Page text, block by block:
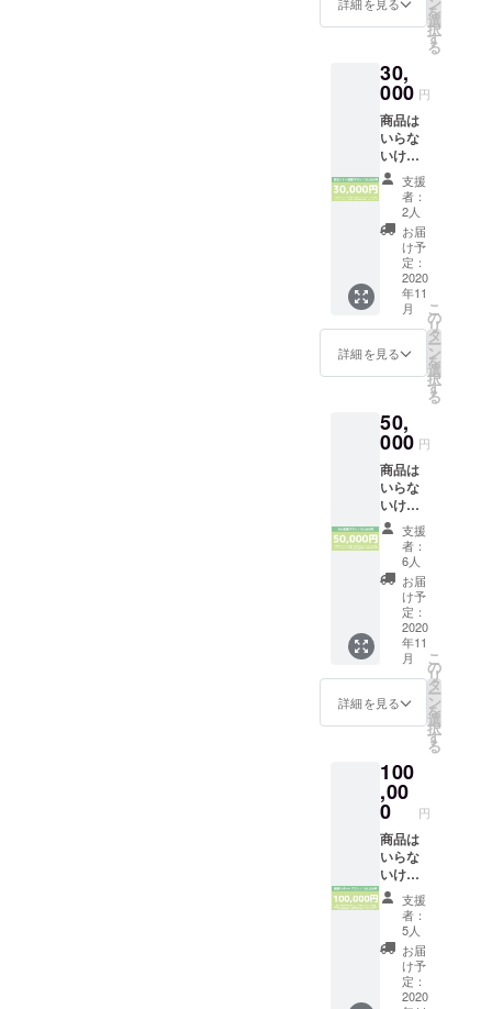
せてい
ただき
ルネー
ム
（ニッ
クネー
ム可）
のご記
載をお
願いい
たしま
す。
ます
が、ま
べられ
る事を
確認済
みです
ので、
ご安心
くださ
い。 ※
備考欄
には必
ず掲載
するお
名前
（ニッ
クネー
名）、
宣伝
掲載＆
掲示辞
退の旨
のご記
載をお
願いい
たしま
す。
ニック
ネーム
や社
名、掲
示の辞
退も可
能で
す。）
・サン
クス
メール
※賞味期
限切れ
の商品
は含ま
ませ
ん。 ※
ず掲載
するお
名前
（ニッ
クネー
ム・社
名）、
宣伝
URL、
または
掲載＆
掲示辞
退の旨
のご記
載をお
たしま
す。
ンクを
ホーム
ページ
に掲載
（個
人ブロ
グ、
SNS、
企業サ
イトな
ど） ・
お名前
を店内
に掲示
（プ
ライバ
シー保
ニック
ネーム
や社
名、掲
示の辞
退も可
能で
す。）
・サン
クス
メール
※お菓
子、
カップ
麺、缶
トルト
食品、
の食品
全般か
らラン
ダムに
入って
いま
す。 ※
賞味期
限切れ
の商品
が含ま
れてい
ます
が、ま
当） ・
お名前
ムペー
ジに掲
載
（プラ
イバ
シー保
護の観
点よ
り、
ニック
ネーム
や社
名、掲
載の辞
退も可
能で
す。）
ンクを
ホーム
ページ
に掲載
（個
人ブロ
グ、
SNS、
企業サ
イトな
ど） ・
お名前
を店内
に掲示
（プ
ライバ
シー保
ニック
ネーム
や社
名、掲
示の辞
退も可
能で
す。）
・サン
クス
メール
※お菓
子、
カップ
を
選
択
す
る
30,
000 円
商品は
いらな
いけど
応援す
るよ！
という
方はこ
ちらを
お選び
くださ
い。 ・
お名前
をホー
ムペー
ジに掲
載
イバ
シー保
護の観
点よ
り、
ニック
ネーム
や社
名、掲
載の辞
退も可
能で
す。）
・宣伝
したい
各種リ
ンクを
（個
人ブロ
グ、
SNS、
企業サ
イトな
ど） ・
さらに
トップ
ページ
にリン
ク用バ
ナーを1
年間配
支援
者：
2人
お届
け予
定：
2020
年11
月
詳細を見る
こ
の
リ
タ
ー
ン
を
選
択
す
る
50,
000 円
商品は
いらな
いけど
応援す
るよ！
という
方はこ
ちらを
お選び
くださ
い。 ・
お名前
をホー
ムペー
ジに掲
載
イバ
シー保
護の観
点よ
り、
ニック
ネーム
や社
名、掲
載の辞
退も可
能で
す。）
・宣伝
支援
者：
6人
お届
け予
定：
2020
年11
月
詳細を見る
こ
の
リ
タ
ー
ン
を
選
択
す
る
100
,00
0 円
商品は
いらな
いけど
応援す
るよ！
という
方はこ
ちらを
お選び
くださ
支援
者：
5人
お届
け予
定：
2020